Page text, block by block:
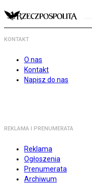
KONTAKT
O nas
Kontakt
Napisz do nas
REKLAMA I PRENUMERATA
Reklama
Ogłoszenia
Prenumerata
Archiwum